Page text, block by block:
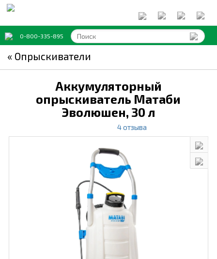
0-800-335-895
« Опрыскиватели
Аккумуляторный
опрыскиватель Матаби
Эволюшен, 30 л
4 отзыва